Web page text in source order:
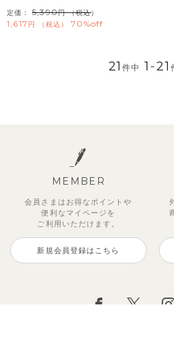
定価： 5,390 （税込）
1,617 税込 70%off
21件中 1 -21
MEMBER
会員さまはお得なポイントや
便利な マイページを
ご利用いただけます。
新規会員登録はこちら